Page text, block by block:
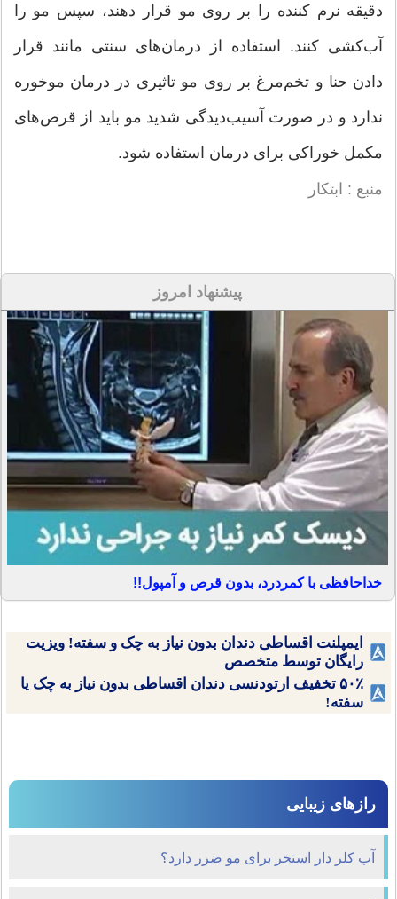
دقیقه نرم کننده را بر روی مو قرار دهند، سپس مو را
آب‌کشی کنند. استفاده از درمان‌های سنتی مانند قرار
دادن حنا و تخم‌مرغ بر روی مو تاثیری در درمان موخوره
ندارد و در صورت آسیب‌دیدگی شدید مو باید از قرص‌های
مکمل خوراکی برای درمان استفاده شود.
منبع : ابتکار
پیشنهاد امروز
خداحافظی با کمردرد، بدون قرص و آمپول!!
ایمپلنت اقساطی دندان بدون نیاز به چک و سفته! ویزیت
رایگان توسط متخصص
۵۰٪ تخفیف ارتودنسی دندان اقساطی بدون نیاز به چک یا
سفته!
رازهای زیبایی
آب کلر دار استخر برای مو ضرر دارد؟